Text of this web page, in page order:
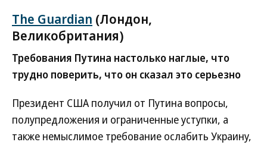
The Guardian (Лондон,
Великобритания)
Требования Путина настолько наглые, что
трудно поверить, что он сказал это серьезно
Президент США получил от Путина вопросы,
полупредложения и ограниченные уступки, а
также немыслимое требование ослабить Украину,